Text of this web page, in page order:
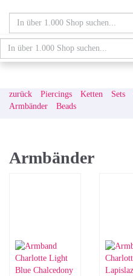
content
schaufenster.de
zurück Piercings Ketten Sets
Armbänder
Beads
Armbänder